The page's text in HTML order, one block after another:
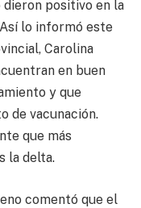
dieron positivo en la
lo informó este
Carolina
en buen
y que
de vacunación.
que más
la delta.
comentó que el